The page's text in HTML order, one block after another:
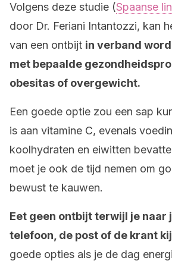
Volgens deze studie (Spaanse
door Dr. Feriani Intantozzi, kan
van een ontbijt in verband
met bepaalde
obesitas of overgewicht.
Een goede optie zou een sap
is aan vitamine C, evenals
koolhydraten en eiwitten
moet je ook de tijd nemen om
bewust te kauwen.
Eet geen ontbijt terwijl je naar
telefoon, de post of de krant
goede opties als je de dag